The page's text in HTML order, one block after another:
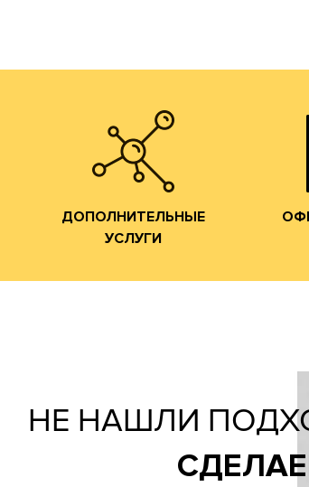
ДОПОЛНИТЕЛЬНЫЕ
УСЛУГИ
ДОПОЛНИТЕЛЬНЫЕ
УСЛУГИ
Разработка конструкций;
Изготовление штанц-
Изготовление печатных в
НЕ НАШЛИ